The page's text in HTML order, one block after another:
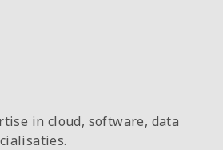
in cloud, software, data